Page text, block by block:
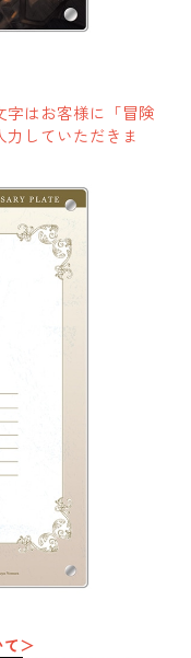
はお客様に「冒険
していただきま
＞